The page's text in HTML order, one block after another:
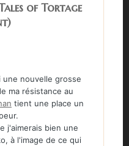
of Tortage
une nouvelle grosse
ma résistance au
tient une place un
j'aimerais bien une
à l'image de ce qui